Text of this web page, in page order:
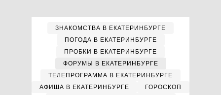
ЗНАКОМСТВА В ЕКАТЕРИНБУРГЕ
ПОГОДА В ЕКАТЕРИНБУРГЕ
ПРОБКИ В ЕКАТЕРИНБУРГЕ
ФОРУМЫ В ЕКАТЕРИНБУРГЕ
ТЕЛЕПРОГРАММА В ЕКАТЕРИНБУРГЕ
АФИША В ЕКАТЕРИНБУРГЕ
ГОРОСКОП